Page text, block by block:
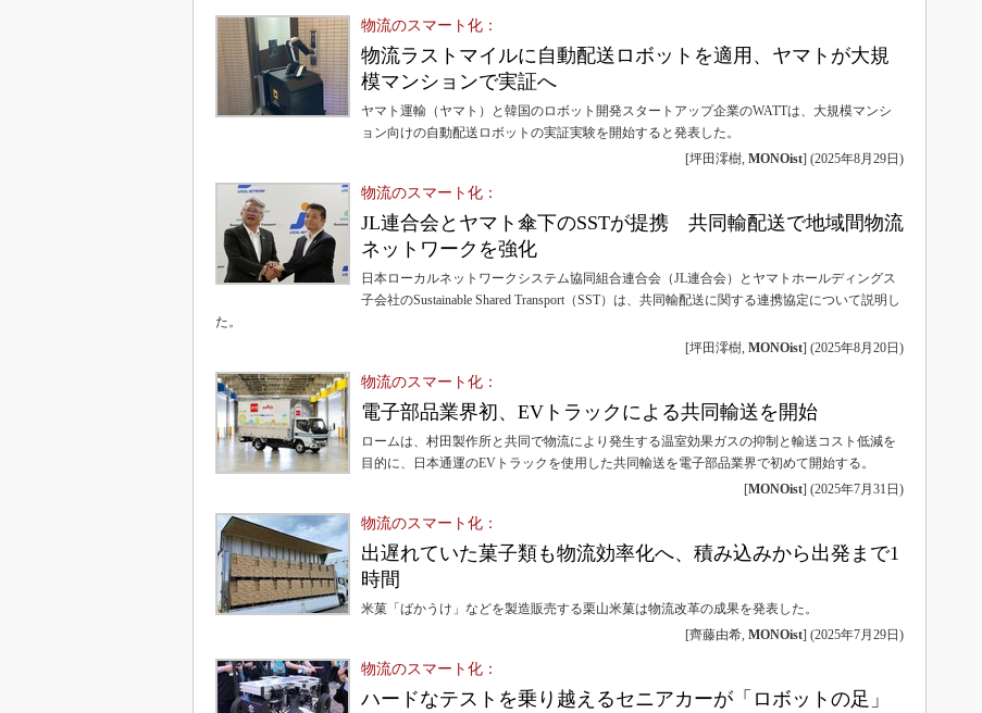
物流のスマート化：
物流ラストマイルに自動配送ロボットを適用、ヤマトが大規
模マンションで実証へ
ヤマト運輸（ヤマト）と韓国のロボット開発スタートアップ企業のWATTは、大規模マンシ
ョン向けの自動配送ロボットの実証実験を開始すると発表した。
[坪田澪樹, MONOist] (2025年8月29日 )
物流のスマート化：
JL連合会とヤマト傘下のSSTが提携 共同輸配送で地域間物流
ネットワークを強化
日本ローカルネットワークシステム協同組合連合会（JL連合会）とヤマトホールディングス
子会社のSustainable Shared Transport（SST）は、共同輸配送に関する連携協定について説明し
た。
[坪田澪樹, MONOist] (2025年8月20日 )
物流のスマート化：
電子部品業界初、EVトラックによる共同輸送を開始
ロームは、村田製作所と共同で物流により発生する温室効果ガスの抑制と輸送コスト低減を
目的に、日本通運のEVトラックを使用した共同輸送を電子部品業界で初めて開始する。
[MONOist] (2025年7月31日 )
物流のスマート化：
出遅れていた菓子類も物流効率化へ、積み込みから出発まで1
時間
米菓「ばかうけ」などを製造販売する栗山米菓は物流改革の成果を発表した。
[齊藤由希, MONOist] (2025年7月29日 )
物流のスマート化：
ハードなテストを乗り越えるセニアカーが「ロボットの足」